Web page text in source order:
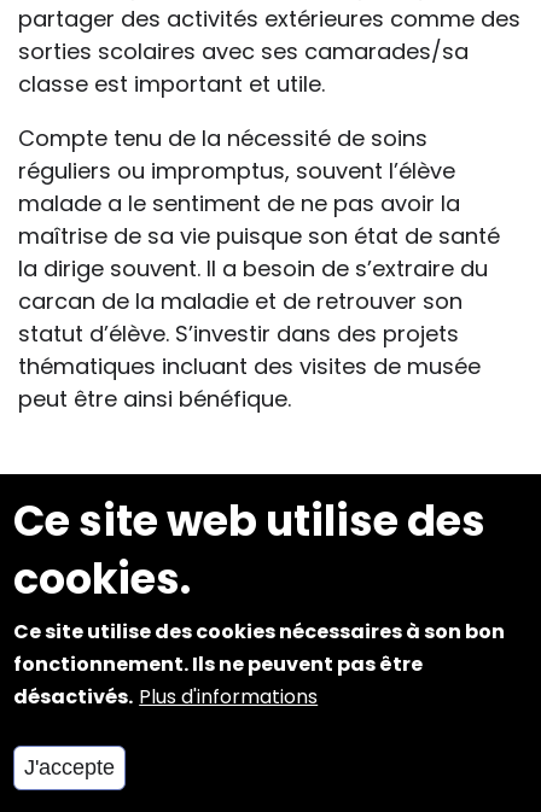
Ce site web utilise des
cookies.
Ce site utilise des cookies nécessaires à son bon
fonctionnement. Ils ne peuvent pas être
désactivés. Plus d'informations
J'accepte
partager des activités extérieures comme des
sorties scolaires avec ses camarades/sa
classe est important et utile.
Compte tenu de la nécessité de soins
réguliers ou impromptus, souvent l’élève
malade a le sentiment de ne pas avoir la
maîtrise de sa vie puisque son état de santé
la dirige souvent. Il a besoin de s’extraire du
carcan de la maladie et de retrouver son
statut d’élève. S’investir dans des projets
thématiques incluant des visites de musée
peut être ainsi bénéfique.
Autres supports
pédagogiques
concernant
l’astronomie
Pour compléter une visite, ou pour la préparer,
il peut être intéressant de visionner des films